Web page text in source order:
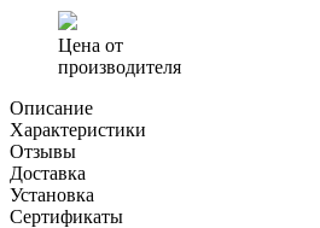
Цена от
производителя
Описание
Характеристики
Отзывы
Доставка
Установка
Сертификаты